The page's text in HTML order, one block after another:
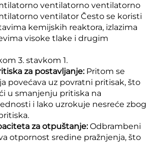
ventilatorno ventilatorno
ventilator Često se koristi
kemijskih reaktora, izlazima
visoke tlake i drugim
3. stavkom 1.
za postavljanje: Pritom se
povećava uz povratni pritisak, što
u smanjenju pritiska na
i lako uzrokuje nesreće zbog
za otpuštanje:Odbrambeni
otpornost sredine pražnjenja, što